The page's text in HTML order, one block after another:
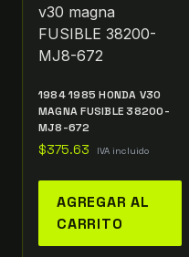
1984 1985 HONDA V30
MAGNA FUSIBLE 38200-
MJ8-672
$375.63 IVA incluido
AGREGAR AL
CARRITO